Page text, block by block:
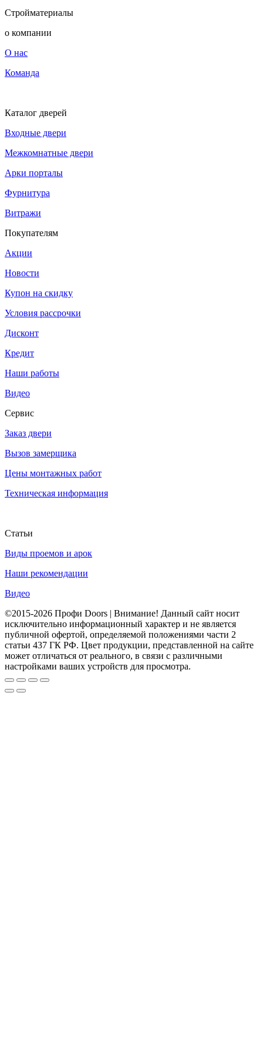
Стройматериалы
о компании
О нас
Команда
Каталог дверей
Входные двери
Межкомнатные двери
Арки порталы
Фурнитура
Витражи
Покупателям
Акции
Новости
Купон на скидку
Условия рассрочки
Дисконт
Кредит
Наши работы
Видео
Сервис
Заказ двери
Вызов замерщика
Цены монтажных работ
Техническая информация
Статьи
Виды проемов и арок
Наши рекомендации
Видео
©2015-2026 Профи Doors | Внимание! Данный сайт носит
исключительно информационный характер и не является
публичной офертой, определяемой положениями части 2
статьи 437 ГК РФ. Цвет продукции, представленной на сайте
может отличаться от реального, в связи с различными
настройками ваших устройств для просмотра.